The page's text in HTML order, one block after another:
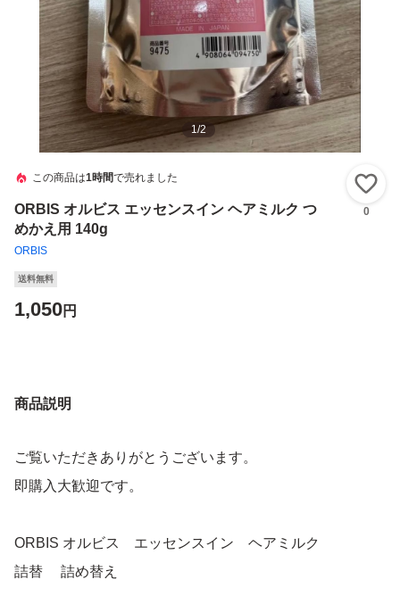
1/2
この商品は1時間で売れました
ORBIS オルビス エッセンスイン ヘアミルク つ
めかえ用 140g
ORBIS
0
送料無料
1,050円
商品説明
ご覧いただきありがとうございます。
即購入大歓迎です。
ORBIS オルビス エッセンスイン ヘアミルク
詰替 詰め替え